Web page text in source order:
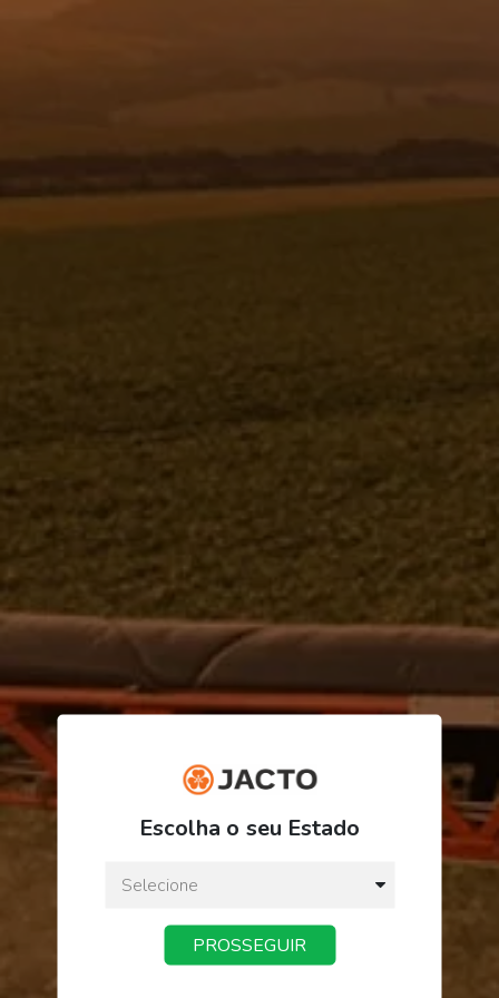
FILTRO SECADOR / RESERVATORIO DE
R$ 380,41
ou3xde R$ 126,80
Preço a vista:
Escolha o seu Estado
PROSSEGUIR